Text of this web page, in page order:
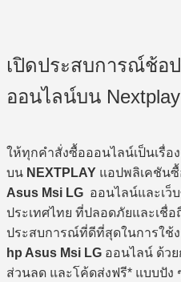
เปิดประสบการณ์ช้อ
ออนไลน์บน Nextplay
ให้ทุกคำสั่งซื้อออนไลน์เป็นเรื่
บน NEXTPLAY แอปพลิเคชัน
Asus Msi LG ออนไลน์และเว็
ประเทศไทย ที่ปลอดภัยและเชื่อ
ประสบการณ์ที่ดีที่สุดในการใช้
hp Asus Msi LG ออนไลน์ ด้ว
ส่วนลด และโค้ดส่งฟรี* แบบปัง